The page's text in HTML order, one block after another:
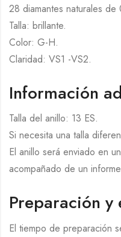
28 diamantes naturales
Talla: brillante.
Color: G-H.
Claridad: VS1 -VS2.
Información
Talla del anillo: 13 ES.
Si necesita una talla
El anillo será enviado en
acompañado de un
Preparación y
El tiempo de preparación